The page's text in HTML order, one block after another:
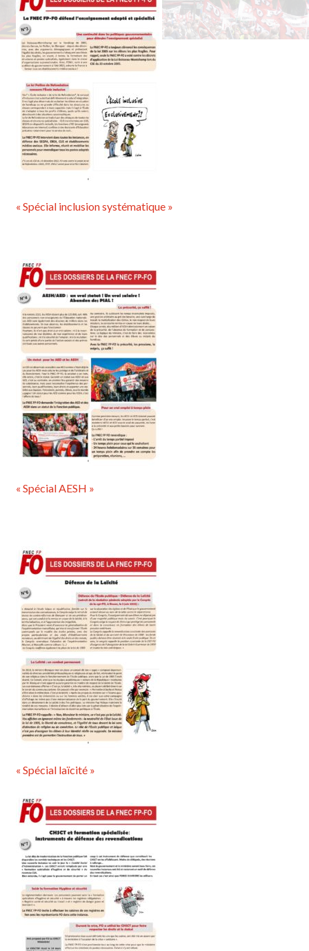
« Spécial inclusion systématique »
« Spécial AESH »
« Spécial laïcité »